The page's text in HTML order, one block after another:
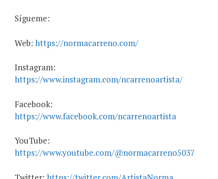
Sígueme:
Web: https://normacarreno.com/
Instagram:
https://www.instagram.com/ncarrenoartista/
Facebook:
https://www.facebook.com/ncarrenoartista
YouTube:
https://www.youtube.com/@normacarreno5037